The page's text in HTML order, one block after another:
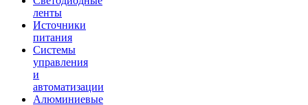
ленты
Источники
питания
Системы
управления
и
автоматизации
Алюминиевые